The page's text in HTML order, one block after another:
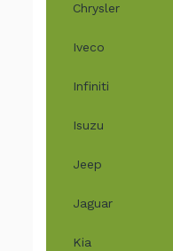
Chrysler
Iveco
Infiniti
Isuzu
Jeep
Jaguar
Kia